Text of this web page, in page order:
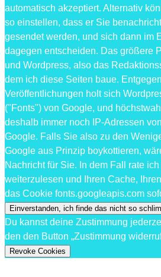
automatisch akzeptiert. Alternativ
so einstellen, dass er Sie
gesendet werden, und sich dann im
dagegen entscheiden. Das größere
und Wordpress, also das
dem ich diese Seiten baue.
Veröffentlichungen holt sich
("Fonts") von Google, und
deshalb immer noch IP-Adressen
Google. Falls Sie also zu den
Google aus Prinzip boykottieren,
Nachricht für Sie. In dem Fall rate
weiterzulesen und Ihren Cache,
das Cookie fonts.googleapis.com
Einverstanden, ich finde das nicht so
Du kannst deine Zustimmung
den den Button „Zustimmung
Revoke Cookies